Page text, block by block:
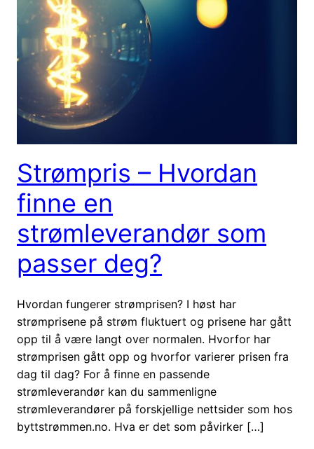
Strømpris – Hvordan
finne en
strømleverandør som
passer deg?
Hvordan fungerer strømprisen? I høst har
strømprisene på strøm fluktuert og prisene har gått
opp til å være langt over normalen. Hvorfor har
strømprisen gått opp og hvorfor varierer prisen fra
dag til dag? For å finne en passende
strømleverandør kan du sammenligne
strømleverandører på forskjellige nettsider som hos
byttstrømmen.no. Hva er det som påvirker […]